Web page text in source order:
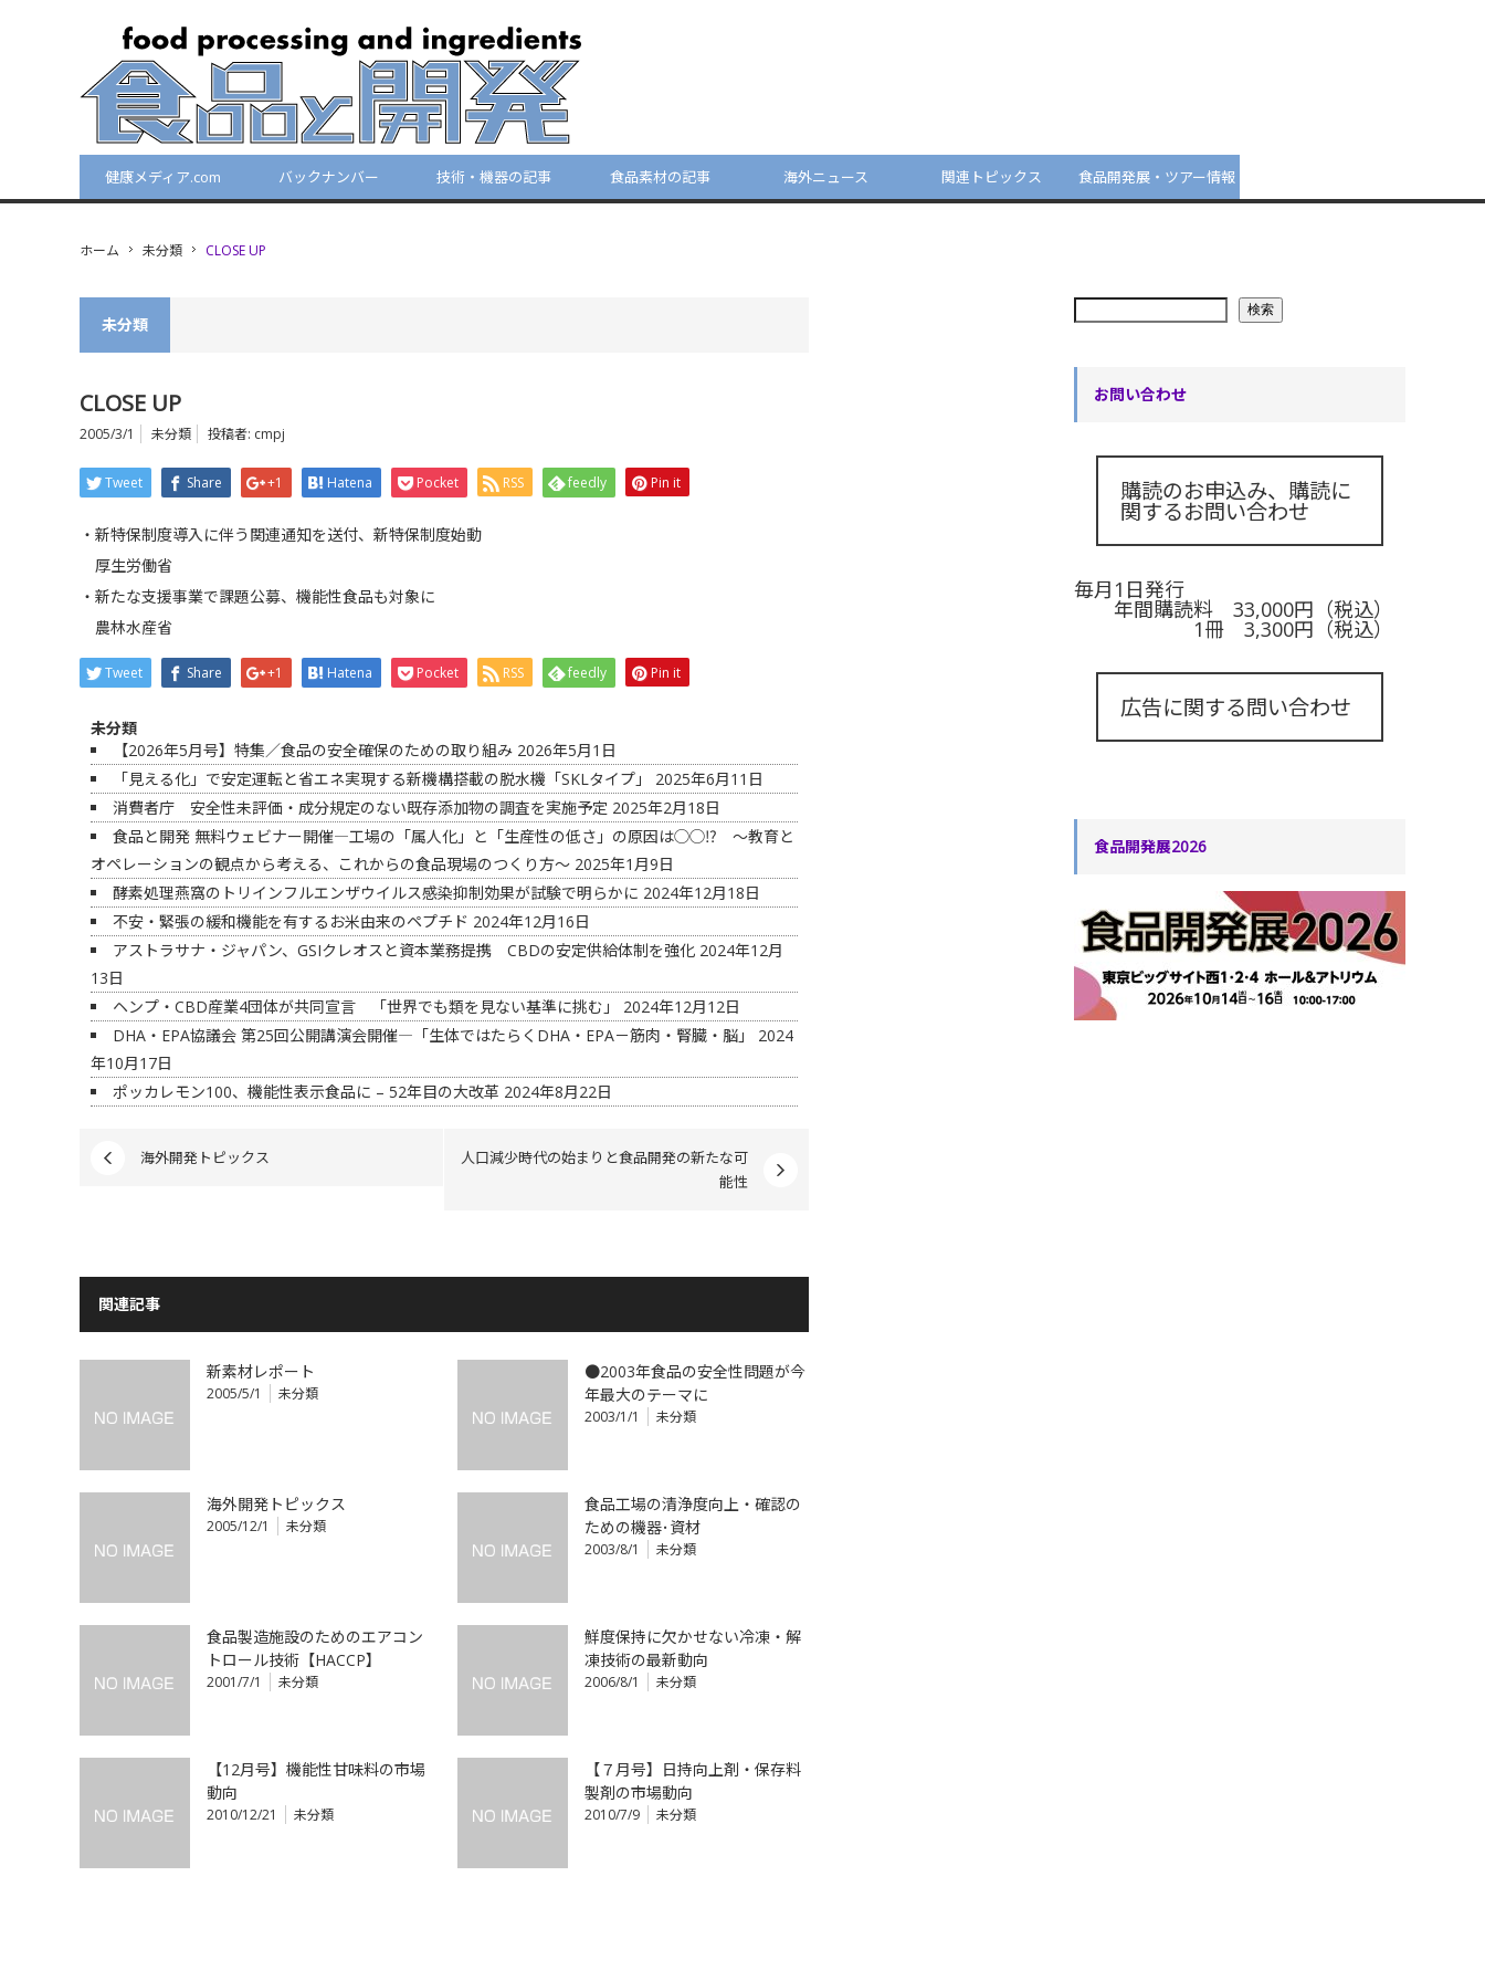
健康メディア.com バックナンバー 技術・機器の記事 食品素材の記事 海外ニュース 関連トピックス 食品開発展・ツアー情報
ホーム 未分類 CLOSE UP
未分類
CLOSE UP
2005/3/1 未分類 投稿者: cmpj
Tweet Share +1 Hatena Pocket RSS feedly Pin it
・新特保制度導入に伴う関連通知を送付、新特保制度始動
厚生労働省
・新たな支援事業で課題公募、機能性食品も対象に
農林水産省
Tweet Share +1 Hatena Pocket RSS feedly Pin it
未分類
【2026年5月号】特集／食品の安全確保のための取り組み 2026年5月1日
「見える化」で安定運転と省エネ実現する新機構搭載の脱水機「SKLタイプ」
2025年6月11日
消費者庁 安全性未評価・成分規定のない既存添加物の調査を実施予定 2025年2月18日
食品と開発 無料ウェビナー開催―工場の「属人化」と「生産性の低さ」の原因は◯◯⁉ ～教育と
オペレーションの観点から考える、これからの食品現場のつくり方～ 2025年1月9日
酵素処理燕窩のトリインフルエンザウイルス感染抑制効果が試験で明らかに 2024年12月18日
不安・緊張の緩和機能を有するお米由来のペプチド 2024年12月16日
アストラサナ・ジャパン、GSIクレオスと資本業務提携 CBDの安定供給体制を強化 2024年12月
13日
ヘンプ・CBD産業4団体が共同宣言 「世界でも類を見ない基準に挑む」
2024年12月12日
DHA・EPA協議会 第25回公開講演会開催―「生体ではたらくDHA・EPA－筋肉・腎臓・脳」
2024
年10月17日
ポッカレモン100、機能性表示食品に – 52年目の大改革 2024年8月22日
海外開発トピックス
人口減少時代の始まりと食品開発の新たな可
能性
関連記事
新素材レポート
2005/5/1 未分類
●2003年食品の安全性問題が今
年最大のテーマに
2003/1/1 未分類
海外開発トピックス
2005/12/1 未分類
食品工場の清浄度向上・確認の
ための機器･資材
2003/8/1 未分類
食品製造施設のためのエアコン
トロール技術【HACCP】
2001/7/1 未分類
鮮度保持に欠かせない冷凍・解
凍技術の最新動向
2006/8/1 未分類
【12月号】機能性甘味料の市場
動向
2010/12/21 未分類
【７月号】日持向上剤・保存料
製剤の市場動向
2010/7/9 未分類
検索
お問い合わせ
購読のお申込み、購読に
関するお問い合わせ
毎月1日発行
年間購読料 33,000円（税込）
1冊 3,300円（税込）
広告に関する問い合わせ
食品開発展2026